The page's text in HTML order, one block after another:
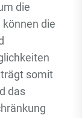
die
die
somit
das